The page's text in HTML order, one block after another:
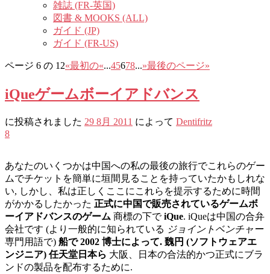
雑誌 (FR-英国)
図書 & MOOKS (ALL)
ガイド (JP)
ガイド (FR-US)
ページ 6 の 12«最初の«...45678...»最後のページ»
iQueゲームボーイアドバンス
に投稿されました 29 8月 2011 によって Dentifritz
8
あなたのいくつかは中国への私の最後の旅行でこれらのゲー
ムでチケットを簡単に垣間見ることを持っていたかもしれな
い, しかし、私は正しくここにこれらを提示するために時間
がかかるしたかった 正式に中国で販売されているゲームボ
ーイアドバンスのゲーム 商標の下でiQue. iQueは中国の合弁
会社です (より一般的に知られている ジョイントベンチャー
専門用語で) 船で 2002 博士によって. 魏円 (ソフトウェアエ
ンジニア) 任天堂日本ら 大阪、日本の合法的かつ正式にブラ
ンドの製品を配布するために.